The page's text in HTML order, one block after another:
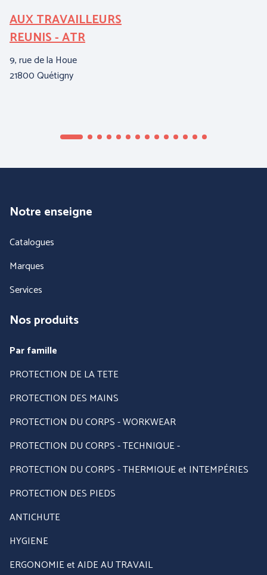
AUX TRAVAILLEURS
REUNIS - ATR
9, rue de la Houe
21800 Quétigny
Notre enseigne
Catalogues
Marques
Services
Nos produits
Par famille
PROTECTION DE LA TETE
PROTECTION DES MAINS
PROTECTION DU CORPS - WORKWEAR
PROTECTION DU CORPS - TECHNIQUE -
PROTECTION DU CORPS - THERMIQUE et INTEMPÉRIES
PROTECTION DES PIEDS
ANTICHUTE
HYGIENE
ERGONOMIE et AIDE AU TRAVAIL